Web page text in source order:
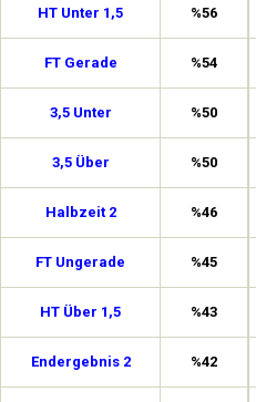
HT Unter 1,5 %56
FT Gerade %54
3,5 Unter %50
3,5 Über %50
Halbzeit 2 %46
FT Ungerade %45
HT Über 1,5 %43
Endergebnis 2 %42